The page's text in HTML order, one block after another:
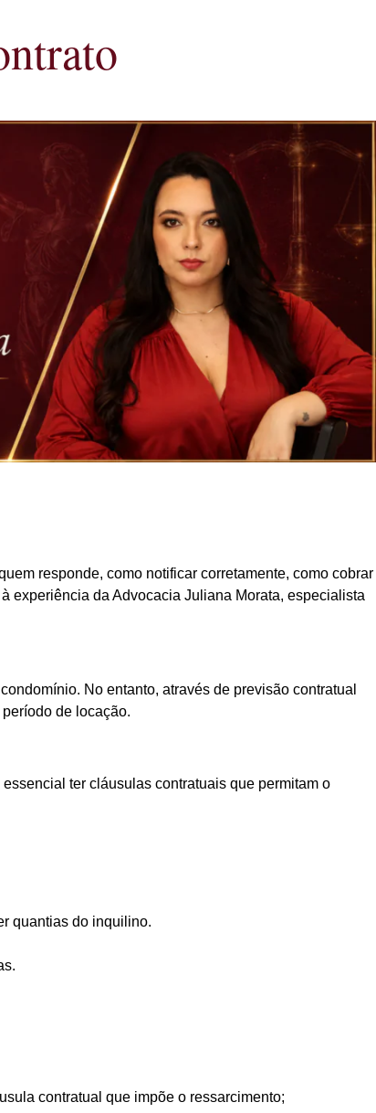
responde, como notificar corretamente, como cobrar
experiência da Advocacia Juliana Morata, especialista
No entanto, através de previsão contratual
de locação.
ter cláusulas contratuais que permitam o
quantias do inquilino.
contratual que impõe o ressarcimento;